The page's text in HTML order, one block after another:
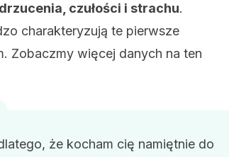
czułości i strachu.
charakteryzują te pierwsze
Zobaczmy więcej danych na ten
że kocham cię namiętnie do